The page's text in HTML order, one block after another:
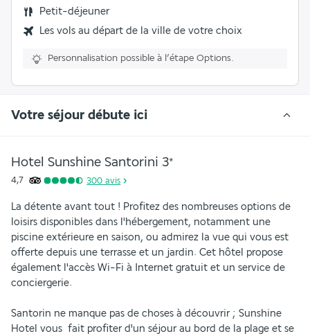
Petit-déjeuner
Les vols au départ de la ville de votre choix
Personnalisation possible à l’étape Options.
Votre séjour débute ici
Hotel Sunshine Santorini 3*
4,7 300 avis
La détente avant tout ! Profitez des nombreuses options de
loisirs disponibles dans l'hébergement, notamment une
piscine extérieure en saison, ou admirez la vue qui vous est
offerte depuis une terrasse et un jardin. Cet hôtel propose
également l'accès Wi-Fi à Internet gratuit et un service de
conciergerie.
Santorin ne manque pas de choses à découvrir ; Sunshine
Hotel vous  fait profiter d'un séjour au bord de la plage et se